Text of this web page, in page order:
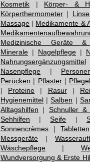
Kosmetik | Körper- &
Körperthermometer |
Massage | Medikamente &
Medizinische Geräte
Minerale | Nagelpflege |
Nahrungsergänzungsmittel
Nasenpflege |
Perücken | Pflaster|
| Proteine | Rasur|
Hygienemittel |Salben |
Alltagshilfen | Schnuller &
Sehhilfen |Seife |
Sonnencrèmes |Tabletten
Messgeräte |
Wäschepflege |
Wundversorgung & Erste